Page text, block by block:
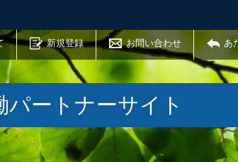
新規登録 お問い合わせ あ
パートナーサイト